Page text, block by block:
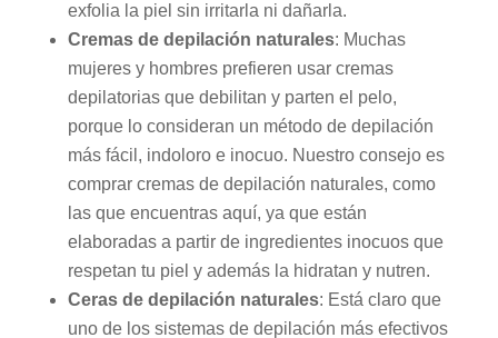
exfolia la piel sin irritarla ni dañarla.
Cremas de depilación naturales: Muchas
mujeres y hombres prefieren usar cremas
depilatorias que debilitan y parten el pelo,
porque lo consideran un método de depilación
más fácil, indoloro e inocuo. Nuestro consejo es
comprar cremas de depilación naturales, como
las que encuentras aquí, ya que están
elaboradas a partir de ingredientes inocuos que
respetan tu piel y además la hidratan y nutren.
Ceras de depilación naturales: Está claro que
uno de los sistemas de depilación más efectivos